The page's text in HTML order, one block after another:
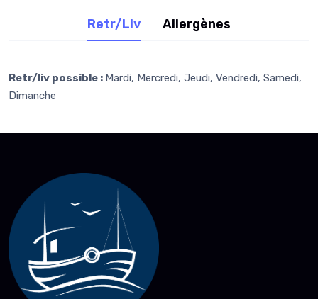
Retr/Liv Allergènes
Retr/liv possible : Mardi, Mercredi, Jeudi, Vendredi, Samedi,
Dimanche